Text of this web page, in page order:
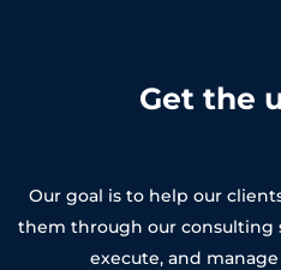
Get the
Our goal is to help our
them through our consulting
execute, and